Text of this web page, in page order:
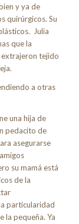
y ya de
quirúrgicos. Su
Julia
que la
extrajeron tejido
a otras
una hija de
pedacito de
asegurarse
su mamá está
de la
particularidad
la pequeña. Ya